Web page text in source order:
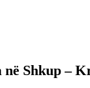
në Shkup –